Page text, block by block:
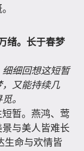
绪。长于春梦
细回想这短暂
又能持续几
。
暂。燕鸿、莺
与美人皆难长
生命与欢情皆